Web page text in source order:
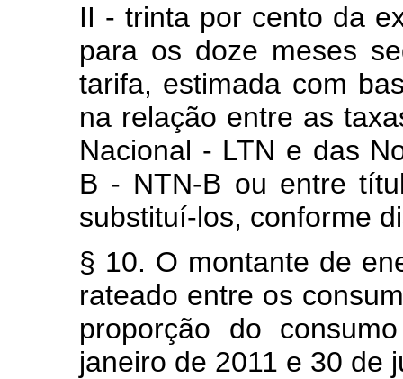
II - trinta por cento da
para os doze meses
tarifa, estimada com
na relação entre as
Nacional - LTN e das
B - NTN-B ou entre
substituí-los, conforme
§ 10. O montante de
rateado entre os
proporção do
janeiro de 2011 e 30 de